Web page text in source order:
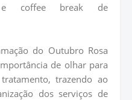
e coffee break de
do Outubro Rosa
de olhar para
trazendo ao
dos serviços de